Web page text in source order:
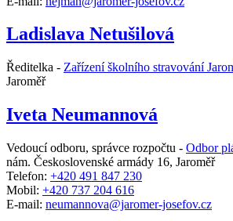
Ladislava Netušilová
Ředitelka - Zařízení školního stravování
Jaroměř
Iveta Neumannová
Vedoucí odboru, správce rozpočtu - Odbor
nám. Československé armády 16, Jaroměř
Telefon: +420 491 847 230
Mobil: +420 737 204 616
E-mail: neumannova@jaromer-josefov.cz